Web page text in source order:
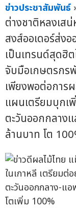
ข่าวประชาสัมพันธ์
ต่างชาติหลงเส
สงส์ออเดอร์ส่ง
เป็นเทรนด์สุดฮิ
จับมือเกษตรกร
เพียงพอต่อการ
แผนเตรียมบุกเ
ตะวันออกกลาง
ล้านบาท โต